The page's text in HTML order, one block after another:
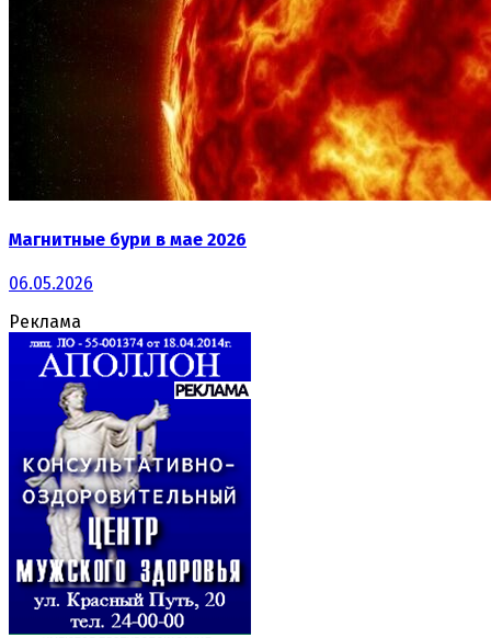
Магнитные бури в мае 2026
06.05.2026
Реклама